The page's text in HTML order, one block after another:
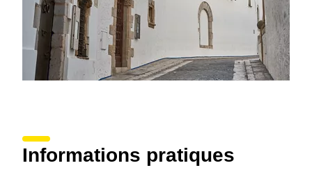
Informations pratiques